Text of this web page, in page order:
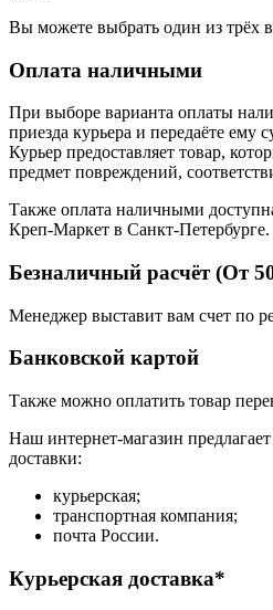
Вы можете выбрать один из трёх
Оплата наличными
При выборе варианта оплаты
приезда курьера и передаёте ему
Курьер предоставляет товар,
предмет повреждений,
Также оплата наличными
Креп-Маркет в Санкт-Петербурге.
Безналичный расчёт (От
Менеджер выставит вам счет по
Банковской картой
Также можно оплатить товар
Наш интернет-магазин
доставки:
курьерская;
транспортная компания;
почта России.
Курьерская доставка*